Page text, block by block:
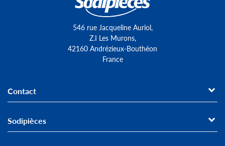
546 rue Jacqueline Auriol,
Z.I Les Murons,
42160 Andrézieux-Bouthéon
France
Contact
Sodipièces